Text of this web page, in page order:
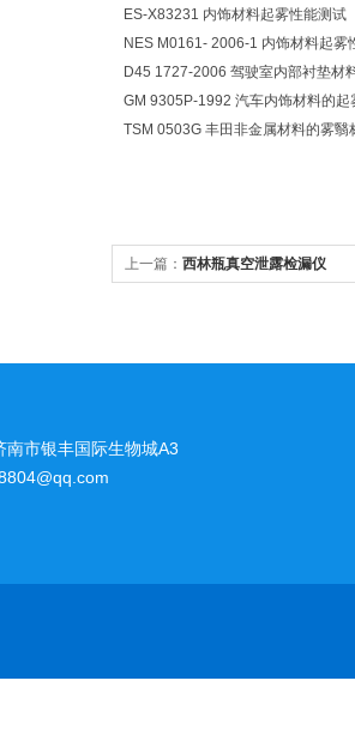
ES-X83231 内饰材料起雾性能测试
NES M0161- 2006-1 内饰材料起雾
D45 1727-2006 驾驶室内部衬垫材
GM 9305P-1992 汽车内饰材料的起
TSM 0503G 丰田非金属材料的雾翳
上一篇： 西林瓶真空泄露检漏仪
南市银丰国际生物城A3